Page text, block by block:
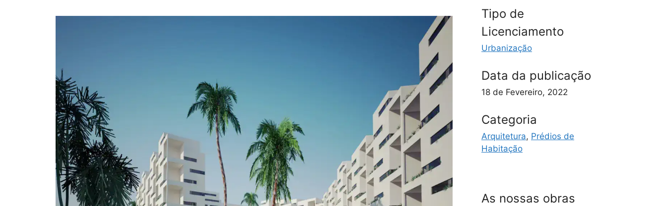
Tipo de
Licenciamento
Urbanização
Data da publicação
18 de Fevereiro, 2022
Categoria
Arquitetura, Prédios de
Habitação
As nossas obras